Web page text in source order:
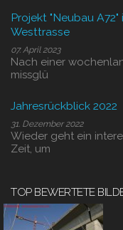
Projekt "Neubau
Westtrasse
07. April 2023
Nach einer
missglü
Jahresrückblick 2022
31. Dezember 2022
Wieder geht ein
Zeit, um
TOP BEWERTETE